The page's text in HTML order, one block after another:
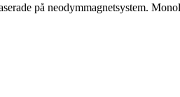
på neodymmagnetsystem.